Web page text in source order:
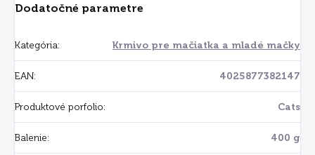
Dodatočné parametre
Kategória: Krmivo pre mačiatka a mladé mačky
EAN: 4025877382147
Produktové porfolio: Cats
Balenie: 400 g